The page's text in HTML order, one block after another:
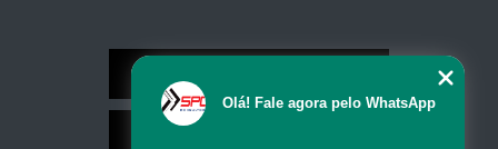
Olá! Fale agora pelo WhatsApp